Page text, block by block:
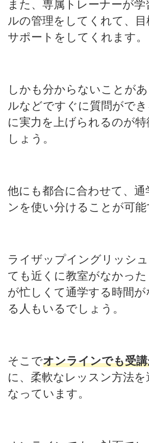
また、専属トレーナーが
ルの管理をしてくれて、
サポートをしてくれます。
しかも分からないことが
ルなどですぐに質問がで
に実力を上げられるのが
しょう。
他にも都合に合わせて、通
ンを使い分けることが可能
ライザップイングリッシュ
ても近くに教室がなかっ
が忙しくて通学する時間
る人もいるでしょう。
そこでオンラインでも受
に、柔軟なレッスン方法
なっています。